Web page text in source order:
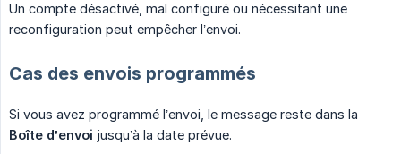
Un compte désactivé, mal configuré ou nécessitant une
reconfiguration peut empêcher l’envoi.
Cas des envois programmés
Si vous avez programmé l’envoi, le message reste dans la
Boîte d’envoi jusqu’à la date prévue.